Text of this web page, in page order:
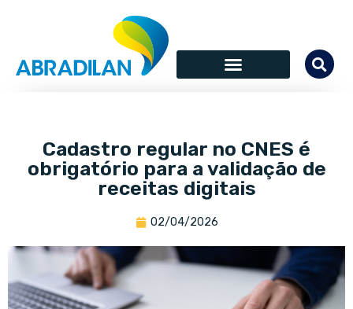
Cadastro regular no CNES é
obrigatório para a validação de
receitas digitais
02/04/2026